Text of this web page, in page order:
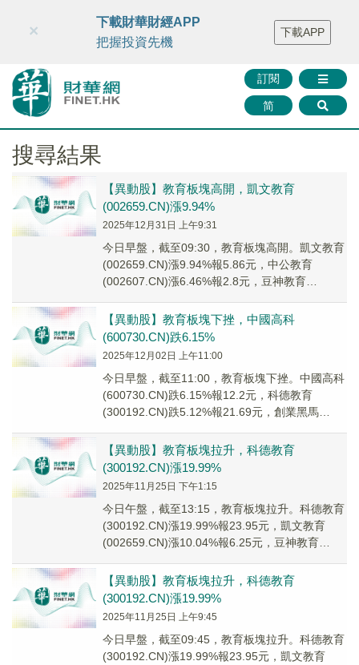
財華智庫網 FINTV FINMETA 財華證券 媒體矩陣
智庫沙龍
聯絡我們
訂閱
简
×
下載財華財經APP
把握投資先機
下載APP
搜尋結果
【異動股】教育板塊高開，凱文教育
(002659.CN)漲9.94%
2025年12月31日 上午9:31
今日早盤，截至09:30，教育板塊高開。凱文教育
(002659.CN)漲9.94%報5.86元，中公教育
(002607.CN)漲6.46%報2.8元，豆神教育
【異動股】教育板塊下挫，中國高科
(600730.CN)跌6.15%
2025年12月02日 上午11:00
今日早盤，截至11:00，教育板塊下挫。中國高科
(600730.CN)跌6.15%報12.2元，科德教育
(300192.CN)跌5.12%報21.69元，創業黑馬
【異動股】教育板塊拉升，科德教育
(300192.CN)漲19.99%
2025年11月25日 下午1:15
今日午盤，截至13:15，教育板塊拉升。科德教育
(300192.CN)漲19.99%報23.95元，凱文教育
(002659.CN)漲10.04%報6.25元，豆神教育
【異動股】教育板塊拉升，科德教育
(300192.CN)漲19.99%
2025年11月25日 上午9:45
今日早盤，截至09:45，教育板塊拉升。科德教育
(300192.CN)漲19.99%報23.95元，凱文教育